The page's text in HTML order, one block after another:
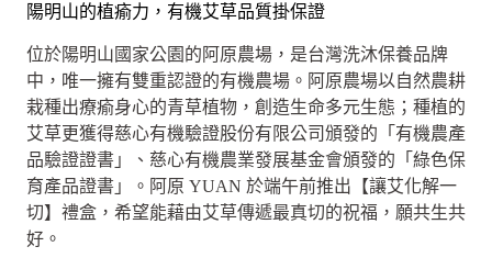
陽明山的植瘉力，有機艾草品質掛保證
位於陽明山國家公園的阿原農場，是台灣洗沐保養品牌
中，唯一擁有雙重認證的有機農場。阿原農場以自然農耕
栽種出療瘉身心的青草植物，創造生命多元生態；種植的
艾草更獲得慈心有機驗證股份有限公司頒發的「有機農產
品驗證證書」、慈心有機農業發展基金會頒發的「綠色保
育產品證書」。阿原 YUAN 於端午前推出【讓艾化解一
切】禮盒，希望能藉由艾草傳遞最真切的祝福，願共生共
好。